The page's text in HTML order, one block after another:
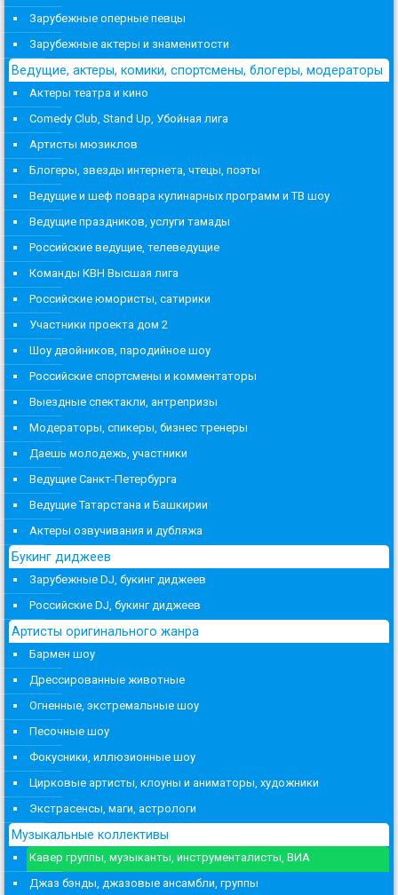
Зарубежные оперные певцы
Зарубежные актеры и знаменитости
Ведущие, актеры, комики, спортсмены, блогеры, модераторы
Актеры театра и кино
Comedy Club, Stand Up, Убойная лига
Артисты мюзиклов
Блогеры, звезды интернета, чтецы, поэты
Ведущие и шеф повара кулинарных программ и ТВ шоу
Ведущие праздников, услуги тамады
Российские ведущие, телеведущие
Команды КВН Высшая лига
Российские юмористы, сатирики
Участники проекта дом 2
Шоу двойников, пародийное шоу
Российские спортсмены и комментаторы
Выездные спектакли, антрепризы
Модераторы, спикеры, бизнес тренеры
Даешь молодежь, участники
Ведущие Санкт-Петербурга
Ведущие Татарстана и Башкирии
Актеры озвучивания и дубляжа
Букинг диджеев
Зарубежные DJ, букинг диджеев
Российские DJ, букинг диджеев
Артисты оригинального жанра
Бармен шоу
Дрессированные животные
Огненные, экстремальные шоу
Песочные шоу
Фокусники, иллюзионные шоу
Цирковые артисты, клоуны и аниматоры, художники
Экстрасенсы, маги, астрологи
Музыкальные коллективы
Кавер группы, музыканты, инструменталисты, ВИА
Джаз бэнды, джазовые ансамбли, группы